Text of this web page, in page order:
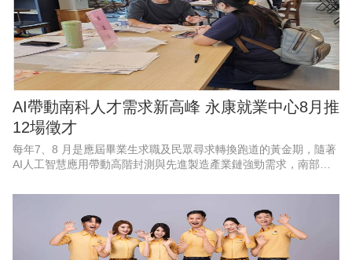
AI帶動南科人才需求新高峰 永康就業中心8月推
12場徵才
每年7、8 月是應屆畢業生求職及民眾尋求轉換跑道的黃金期，隨著
AI人工智慧應用帶動高階封測與先進製造產業鏈強勁需求，南部科
發展署雲嘉南分署永康